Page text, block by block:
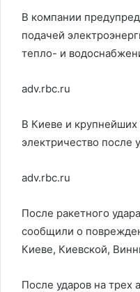
В компании
подачей
тепло- и
adv.rbc.ru
В Киеве и
электричество после
adv.rbc.ru
После ракетного
сообщили о
Киеве, Киевской,
После ударов на трех